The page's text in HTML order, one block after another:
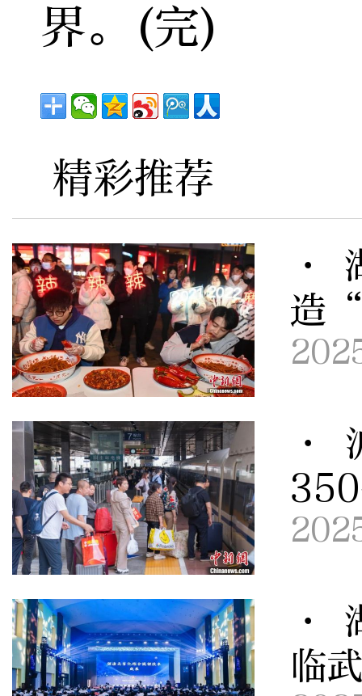
界。(完)
精彩推荐
·
造
·
·
临